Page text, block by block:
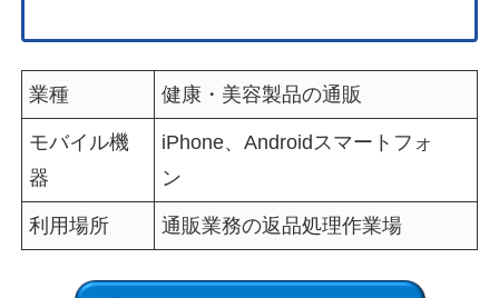
業種 健康・美容製品の通販
モバイル機
器
iPhone、Androidスマートフォ
ン
利用場所 通販業務の返品処理作業場